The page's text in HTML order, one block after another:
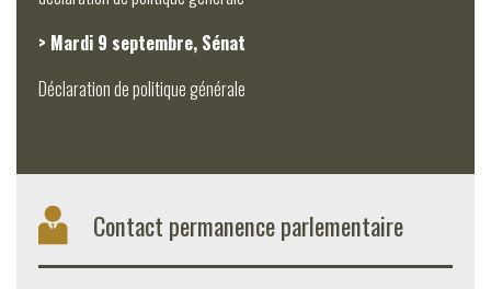
> Mardi 9 septembre, Sénat
Déclaration de politique générale
Contact permanence parlementaire